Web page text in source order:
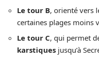
Le tour B, orienté vers
certaines plages moins
Le tour C, qui permet
karstiques jusqu’à